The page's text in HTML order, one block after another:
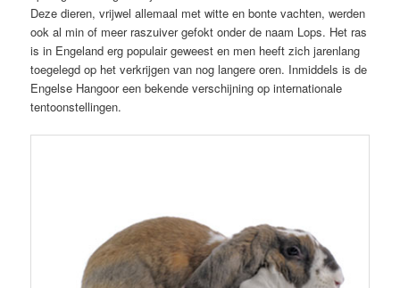
Deze dieren, vrijwel allemaal met witte en bonte vachten, werden
ook al min of meer raszuiver gefokt onder de naam Lops. Het ras
is in Engeland erg populair geweest en men heeft zich jarenlang
toegelegd op het verkrijgen van nog langere oren. Inmiddels is de
Engelse Hangoor een bekende verschijning op internationale
tentoonstellingen.